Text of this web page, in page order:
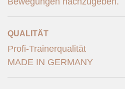
QUALITÄT
Profi-Trainerqualität
MADE IN GERMANY